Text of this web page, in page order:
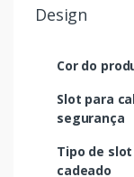
Design
Cor do
Slot para
segurança
Tipo de
cadeado